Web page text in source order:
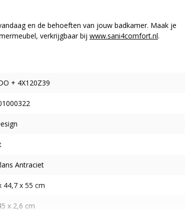
en de behoeften van jouw badkamer. Maak je
verkrijgbaar bij www.sani4comfort.nl.
+ 4X120Z39
Antraciet
44,7 x 55 cm
x 2,6 cm